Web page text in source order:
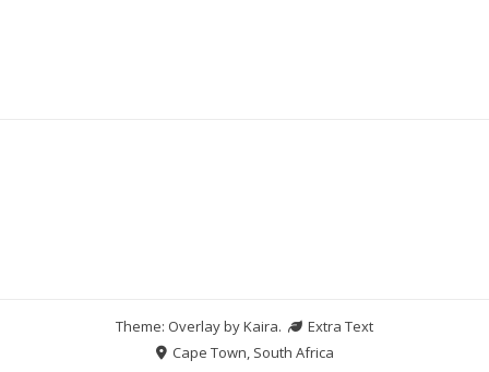
Theme: Overlay byKaira.
Extra Text
Cape Town, South Africa